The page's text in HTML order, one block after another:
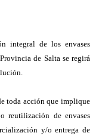
integral de los envases
de Salta se regirá
toda acción que implique
reutilización de envases
y/o entrega de